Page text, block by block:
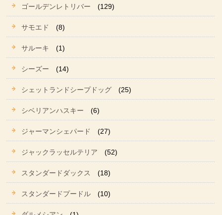
ゴールデンレトリバー (129)
サモエド (8)
サルーキ (1)
シーズー (14)
シェットランドシープドッグ (25)
シベリアンハスキー (6)
ジャーマンシェパード (27)
ジャックラッセルテリア (52)
スタンダードダックス (18)
スタンダードプードル (10)